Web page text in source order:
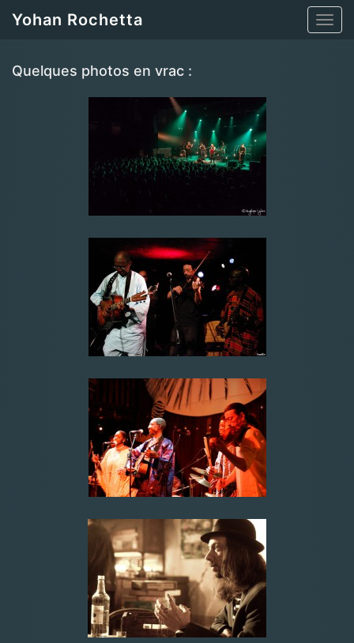
Yohan Rochetta
Quelques photos en vrac :